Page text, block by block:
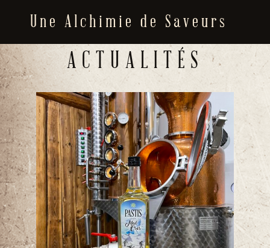
Une Alchimie de Saveurs
ACTUALITÉS